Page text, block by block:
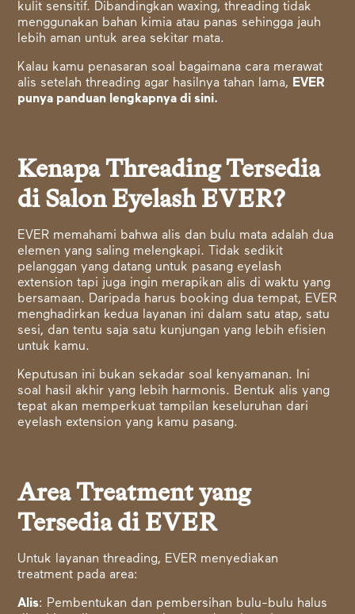
kulit sensitif. Dibandingkan waxing, threading tidak
menggunakan bahan kimia atau panas sehingga jauh
lebih aman untuk area sekitar mata.
Kalau kamu penasaran soal bagaimana cara merawat
alis setelah threading agar hasilnya tahan lama, EVER
punya panduan lengkapnya di sini.
Kenapa Threading Tersedia
di Salon Eyelash EVER?
EVER memahami bahwa alis dan bulu mata adalah dua
elemen yang saling melengkapi. Tidak sedikit
pelanggan yang datang untuk pasang eyelash
extension tapi juga ingin merapikan alis di waktu yang
bersamaan. Daripada harus booking dua tempat, EVER
menghadirkan kedua layanan ini dalam satu atap, satu
sesi, dan tentu saja satu kunjungan yang lebih efisien
untuk kamu.
Keputusan ini bukan sekadar soal kenyamanan. Ini
soal hasil akhir yang lebih harmonis. Bentuk alis yang
tepat akan memperkuat tampilan keseluruhan dari
eyelash extension yang kamu pasang.
Area Treatment yang
Tersedia di EVER
Untuk layanan threading, EVER menyediakan
treatment pada area:
Alis: Pembentukan dan pembersihan bulu-bulu halus